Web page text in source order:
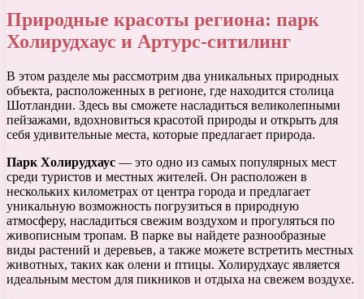
Природные красоты региона: парк
Холирудхаус и Артурс-ситилинг
В этом разделе мы рассмотрим два уникальных природных
объекта, расположенных в регионе, где находится столица
Шотландии. Здесь вы сможете насладиться великолепными
пейзажами, вдохновиться красотой природы и открыть для
себя удивительные места, которые предлагает природа.
Парк Холирудхаус — это одно из самых популярных мест
среди туристов и местных жителей. Он расположен в
нескольких километрах от центра города и предлагает
уникальную возможность погрузиться в природную
атмосферу, насладиться свежим воздухом и прогуляться по
живописным тропам. В парке вы найдете разнообразные
виды растений и деревьев, а также можете встретить местных
животных, таких как олени и птицы. Холирудхаус является
идеальным местом для пикников и отдыха на свежем воздухе.